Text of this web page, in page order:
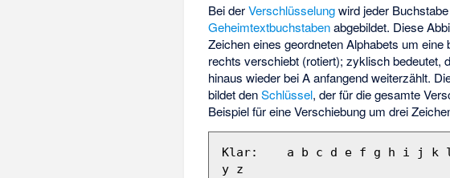
Bei derVerschlüsselungwird jeder
Geheimtextbuchstabenabgebildet. Diese
Zeichen eines geordneten Alphabets um
rechts verschiebt (rotiert); zyklisch bedeutet,
hinaus wieder bei A anfangend weiterzählt.
bildet denSchlüssel, der für die gesamte
Beispiel für eine Verschiebung um drei
Klar:    a b c d e f g h i j k l
y z